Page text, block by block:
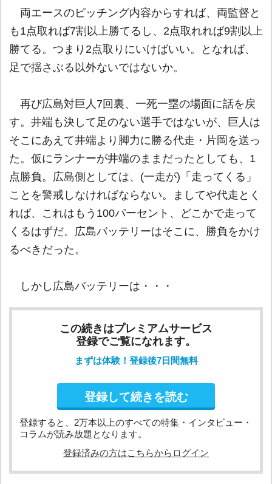
両エースのピッチング内容からすれば、両監督と
も1点取れば7割以上勝てるし、2点取れれば9割以上
勝てる。つまり2点取りにいけばいい。となれば、
足で揺さぶる以外ないではないか。
再び広島対巨人7回裏、一死一塁の場面に話を戻
す。井端も決して足のない選手ではないが、巨人は
そこにあえて井端より脚力に勝る代走・片岡を送っ
た。仮にランナーが井端のままだったとしても、1
点勝負。広島側としては、(一走が)「走ってくる」
ことを警戒しなければならない。ましてや代走とく
れば、これはもう100パーセント、どこかで走って
くるはずだ。広島バッテリーはそこに、勝負をかけ
るべきだった。
しかし広島バッテリーは・・・
この続きはプレミアムサービス
登録でご覧になれます。
まずは体験！登録後7日間無料
登録して続きを読む
登録すると、2万本以上のすべての特集・インタビュー・
コラムが読み放題となります。
登録済みの方はこちらからログイン